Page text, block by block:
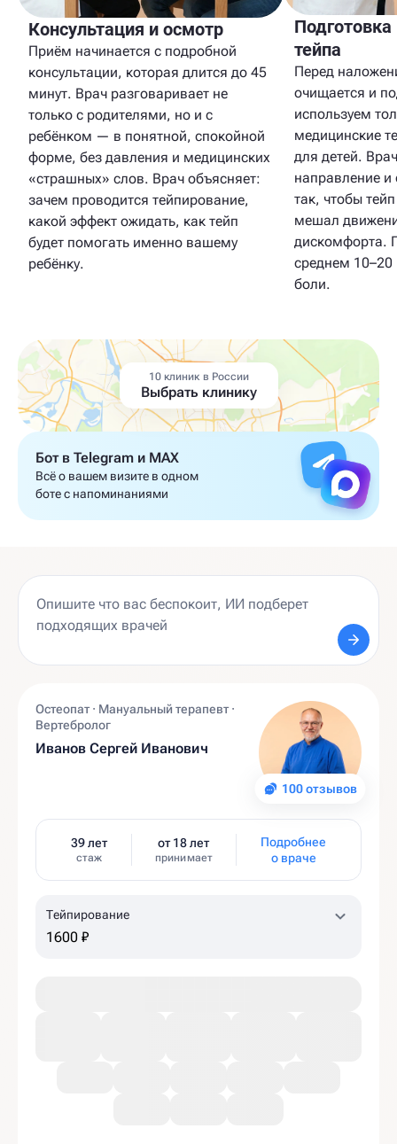
Консультация и осмотр
Приём начинается с подробной
консультации, которая длится до 45
минут. Врач разговаривает не
только с родителями, но и с
ребёнком — в понятной, спокойной
форме, без давления и медицинских
«страшных» слов. Врач объясняет:
зачем проводится тейпирование,
какой эффект ожидать, как тейп
будет помогать именно вашему
ребёнку.
тейпа
Перед
очищается и
используем
медицинские
для детей.
направление и
так, чтобы
мешал
дискомфорта.
среднем 10–20
боли.
10 клиник в России
Выбрать клинику
Бот в Telegram и MAX
Всё о вашем визите в одном
боте с напоминаниями
100 отзывов
Остеопат · Мануальный терапевт ·
Вертебролог
Иванов Сергей Иванович
39 лет
стаж
от 18 лет
принимает
Подробнее
о враче
Тейпирование
1600 ₽